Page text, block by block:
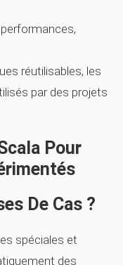
réutilisables, les
par des projets
Pour
De Cas ?
spéciales et
des